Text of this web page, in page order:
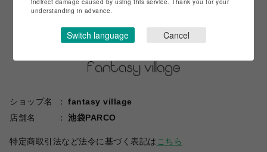
ショップ名
fantasy village
店舗名
池袋PARCO
特定商取引法など法令に基づく表記は こちら
indirect damage caused by using this service. Thank you for your
understanding in advance.
Switch language Cancel